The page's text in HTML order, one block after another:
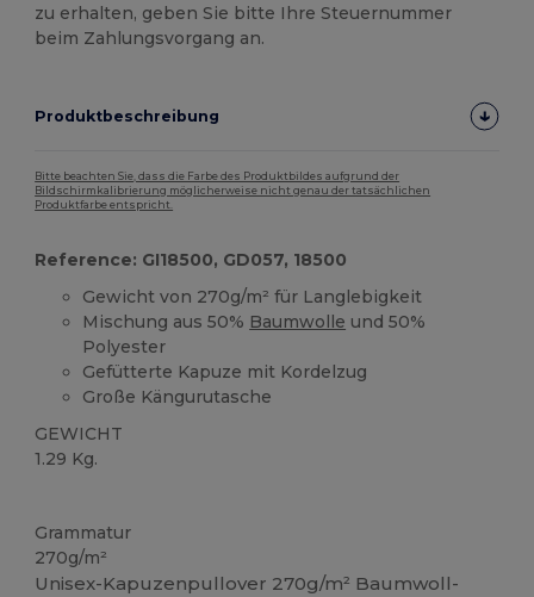
zu erhalten, geben Sie bitte Ihre Steuernummer
beim Zahlungsvorgang an.
Produktbeschreibung
Bitte beachten Sie, dass die Farbe des Produktbildes aufgrund der
Bildschirmkalibrierung möglicherweise nicht genau der tatsächlichen
Produktfarbe entspricht.
Reference: GI18500, GD057, 18500
Gewicht von 270g/m² für Langlebigkeit
Mischung aus 50% Baumwolle und 50%
Polyester
Gefütterte Kapuze mit Kordelzug
Große Kängurutasche
GEWICHT
1.29 Kg.
Grammatur
270g/m²
Unisex-Kapuzenpullover 270g/m² Baumwoll-